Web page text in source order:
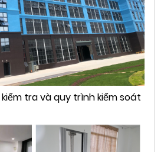
tra và quy trình kiểm soát